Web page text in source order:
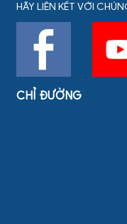
HÃY LIÊN KẾT VỚI
CHỈ ĐƯỜNG